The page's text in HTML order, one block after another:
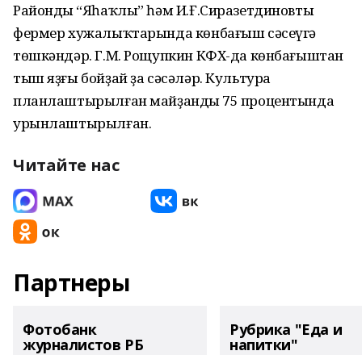
Райондың “Яһаҡлы” һәм И.Ғ.Сиразетдиновтың
фермер хужалыҡтарында көнбағыш сәсеүгә
төшкәндәр. Г.М. Рощупкин КФХ-да көнбағыштан
тыш яҙғы бойҙай ҙа сәсәләр. Культура
планлаштырылған майҙандың 75 процентында
урынлаштырылған.
Читайте нас
Партнеры
Фотобанк
журналистов РБ
Рубрика "Еда и
напитки"